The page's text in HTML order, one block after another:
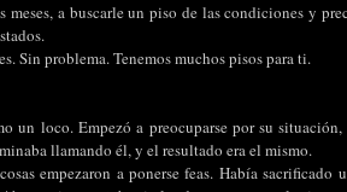
meses, a buscarle un piso de las condiciones y
Sin problema. Tenemos muchos pisos para ti.
un loco. Empezó a preocuparse por su
llamando él, y el resultado era el mismo.
cosas empezaron a ponerse feas. Había